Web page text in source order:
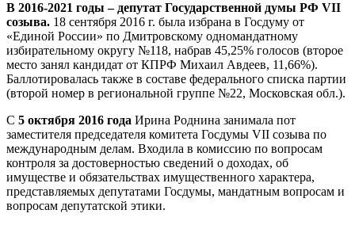
В 2016-2021 годы – депутат Государственной думы РФ VII
созыва. 18 сентября 2016 г. была избрана в Госдуму от
«Единой России» по Дмитровскому одномандатному
избирательному округу №118, набрав 45,25% голосов (второе
место занял кандидат от КПРФ Михаил Авдеев, 11,66%).
Баллотировалась также в составе федерального списка партии
(второй номер в региональной группе №22, Московская обл.).
С 5 октября 2016 года Ирина Роднина занимала пот
заместителя председателя комитета Госдумы VII созыва по
международным делам. Входила в комиссию по вопросам
контроля за достоверностью сведений о доходах, об
имуществе и обязательствах имущественного характера,
представляемых депутатами Госдумы, мандатным вопросам и
вопросам депутатской этики.